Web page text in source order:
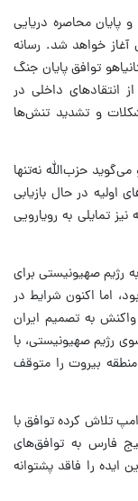
پایان محاصره دریایی
آغاز خواهد شد. رسانه
توافق پایان جنگ
انتقادهای داخلی در
و تشدید تنش‌ها
حزب‌الله نه‌تنها
اولیه در حال بازیابی
تمایلی به رویارویی
رژیم صهیونیستی برای
اما اکنون شرایط در
به تصمیم ایران
رژیم صهیونیستی، با
بیروت را متوقف
تلاش کرده توافق با
فارس به توافق‌های
ایده را فاقد پشتوانه